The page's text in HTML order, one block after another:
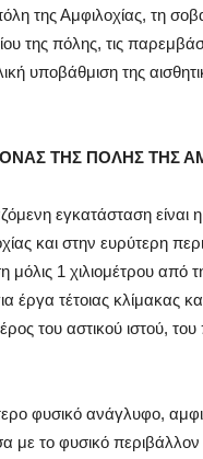
της Αμφιλοχίας, τη
της πόλης, τις
υποβάθμιση της
ΤΗΣ ΠΟΛΗΣ ΤΗΣ
εγκατάσταση είναι η
και στην ευρύτερη
μόλις 1 χιλιομέτρου από
έργα τέτοιας κλίμακας
του αστικού ιστού,
φυσικό ανάγλυφο,
με το φυσικό